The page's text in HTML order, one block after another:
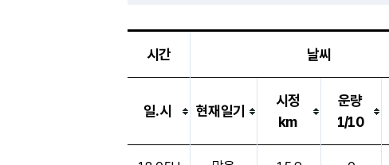
시간 날씨
일.시 현재일기
시정
km
운량
1/10